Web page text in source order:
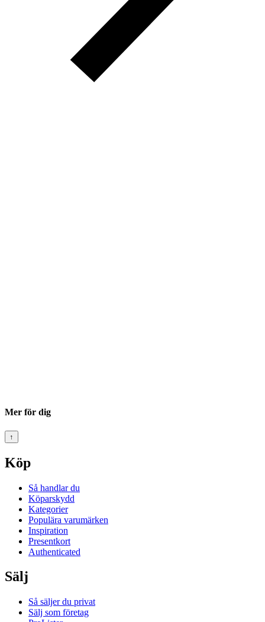
Mer för dig
↑
Köp
Så handlar du
Köparskydd
Kategorier
Populära varumärken
Inspiration
Presentkort
Authenticated
Sälj
Så säljer du privat
Sälj som företag